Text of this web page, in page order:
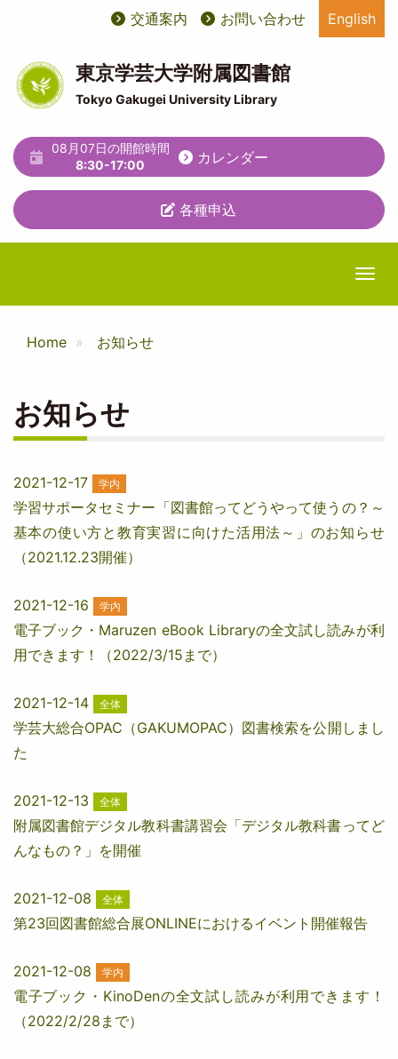
ツ
に
動
User
account
menu
ユ
ー
テ
ィ
リ
テ
ィ
メ
ュ
ー
交通案内 お問い合わせ English
東京学芸大学附属図書館
Tokyo Gakugei University Library
08月07日の開館時間
8:30-17:00
カレンダー
各種申込
Home お知らせ
お知らせ
2021-12-17 学内
学習サポータセミナー「図書館ってどうやって使うの？～
基本の使い方と教育実習に向けた活用法～」のお知らせ
（2021.12.23開催）
2021-12-16 学内
電子ブック・Maruzen eBook Libraryの全文試し読みが利
用できます！（2022/3/15まで）
2021-12-14 全体
学芸大総合OPAC（GAKUMOPAC）図書検索を公開しまし
た
2021-12-13 全体
附属図書館デジタル教科書講習会「デジタル教科書ってど
んなもの？」を開催
2021-12-08 全体
第23回図書館総合展ONLINEにおけるイベント開催報告
2021-12-08 学内
電子ブック・KinoDenの全文試し読みが利用できます！
（2022/2/28まで）